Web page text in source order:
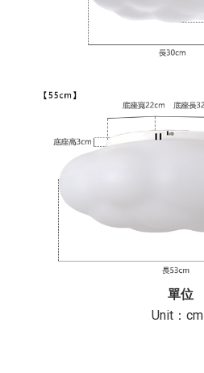
單位
Unit：cm